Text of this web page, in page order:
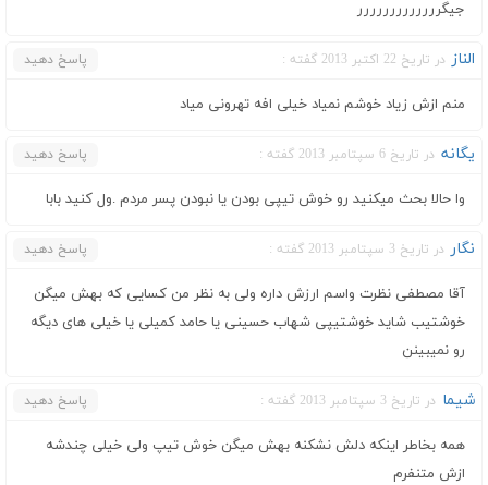
جيگررررررررررررر
الناز در تاریخ 22 اکتبر 2013 گفته : پاسخ دهید
منم ازش زیاد خوشم نمیاد خیلی افه تهرونی میاد
یگانه در تاریخ 6 سپتامبر 2013 گفته : پاسخ دهید
وا حالا بحث میکنید رو خوش تیپی بودن یا نبودن پسر مردم .ول کنید بابا
نگار در تاریخ 3 سپتامبر 2013 گفته : پاسخ دهید
آقا مصطفی نظرت واسم ارزش داره ولی به نظر من کسایی که بهش میگن
خوشتیب شاید خوشتیپی شهاب حسینی یا حامد کمیلی یا خیلی های دیگه
رو نمیبینن
شیما در تاریخ 3 سپتامبر 2013 گفته : پاسخ دهید
همه بخاطر اینکه دلش نشکنه بهش میگن خوش تیپ ولی خیلی چندشه
ازش متنفرم